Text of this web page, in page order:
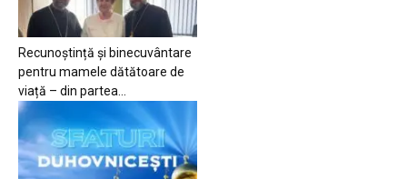
Recunoștință și binecuvântare
pentru mamele dătătoare de
viață – din partea...